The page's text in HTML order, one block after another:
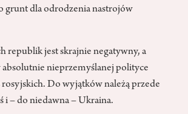
grunt dla odrodzenia nastrojów
republik jest skrajnie negatywny, a
nieprzemyślanej polityce
Do wyjątków należą przede
i – do niedawna – Ukraina.